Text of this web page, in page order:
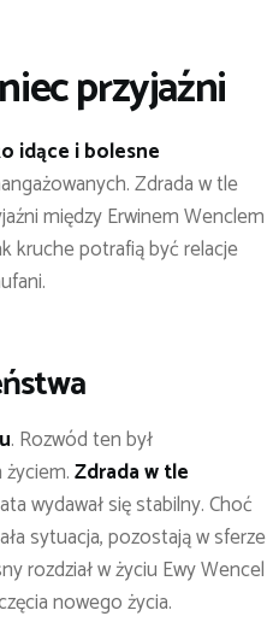
przyjaźni
idące i bolesne
Zdrada w tle
między Erwinem Wenclem
kruche potrafią być relacje
. Rozwód ten był
Zdrada w tle
wydawał się stabilny. Choć
sytuacja, pozostają w sferze
rozdział w życiu Ewy Wencel
nowego życia.